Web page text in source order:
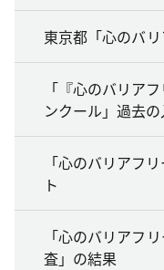
東京都「心のバ
「『心のバリア
ンクール」過去
「心のバリアフ
ト
「心のバリアフ
査」の結果